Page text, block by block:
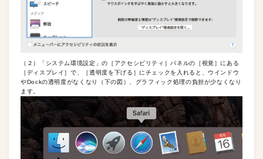
（２）「システム環境設定」の［アクセシビリティ］パネルの［視覚］にある
［ディスプレイ］で、［透明度を下げる］にチェックを入れると、ウインドウ
やDockの透明度がなくなり（下の図）、グラフィック処理の負担が少なくなり
ます。